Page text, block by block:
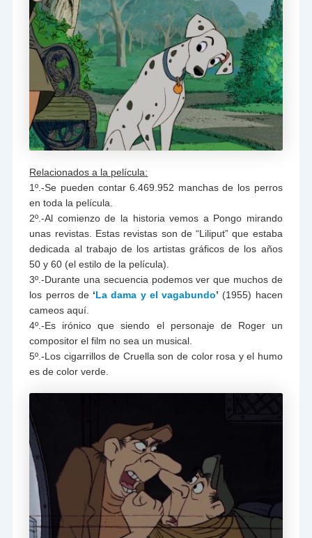
Relacionados a la película:
1º.-Se pueden contar 6.469.952 manchas de los perros
en toda la película.
2º.-Al comienzo de la historia vemos a Pongo mirando
unas revistas. Estas revistas son de “Liliput” que estaba
dedicada al trabajo de los artistas gráficos de los años
50 y 60 (el estilo de la película).
3º.-Durante una secuencia podemos ver que muchos de
los perros de‘La dama y el vagabundo’ (1955) hacen
cameos aquí.
4º.-Es irónico que siendo el personaje de Roger un
compositor el film no sea un musical.
5º.-Los cigarrillos de Cruella son de color rosa y el humo
es de color verde.